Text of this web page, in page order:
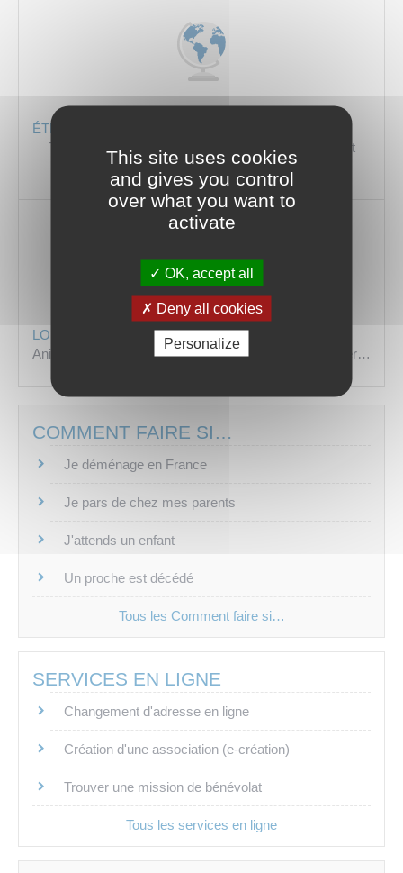
ÉTRANGER
Titres de séjour,
Attestation d’accueil, Regroupement
familial…
LOISIRS
Animaux,
Permis bateau,Tourisme,Permis de chasser…
COMMENT FAIRE SI…
Je déménage en France
Je pars de chez mes parents
J'attends un enfant
Un proche est décédé
Tous les Comment faire si…
SERVICES EN LIGNE
Changement d'adresse en ligne
Création d'une association (e-création)
Trouver une mission de bénévolat
Tous les services en ligne
This site uses cookies
and gives you control
over what you want to
activate
OK, accept all
Deny all cookies
Personalize